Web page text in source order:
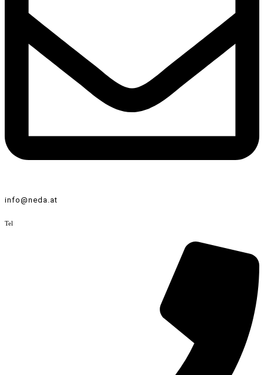
info@neda.at
Tel